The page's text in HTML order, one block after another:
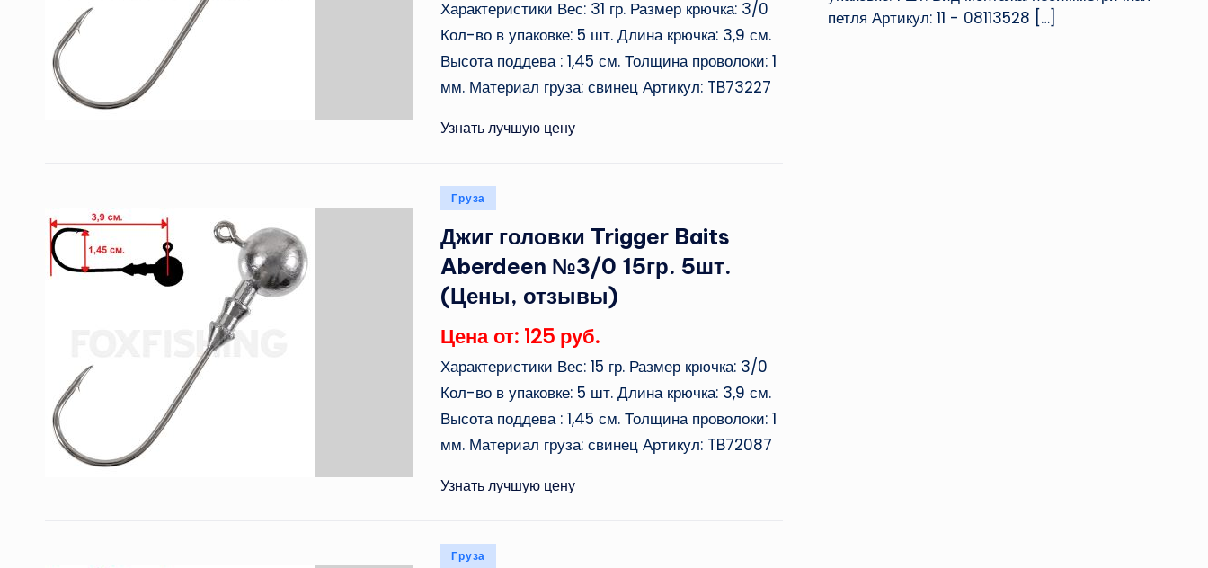
Характеристики Вес: 31 гр. Размер крючка: 3/0
Кол-во в упаковке: 5 шт. Длина крючка: 3,9 см.
Высота поддева : 1,45 см. Толщина проволоки: 1
мм. Материал груза: свинец Артикул: TB73227
Узнать лучшую цену
Опубликовано
Груза
Джиг головки Trigger Baits
Aberdeen №3/0 15гр. 5шт.
(Цены, отзывы)
Цена от: 125 руб.
Характеристики Вес: 15 гр. Размер крючка: 3/0
Кол-во в упаковке: 5 шт. Длина крючка: 3,9 см.
Высота поддева : 1,45 см. Толщина проволоки: 1
мм. Материал груза: свинец Артикул: TB72087
Узнать лучшую цену
Опубликовано
Груза
петля Артикул: 11 - 08113528 […]